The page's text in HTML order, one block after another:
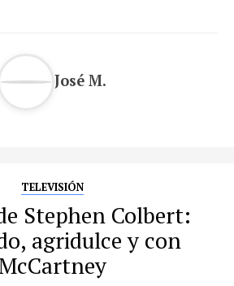
José M.
TELEVISIÓN
Stephen Colbert:
agridulce y con